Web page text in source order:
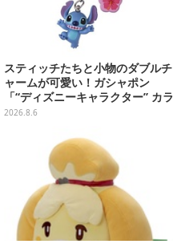
スティッチたちと小物のダブルチ
ャームが可愛い！ガシャポン
「“ディズニーキャラクター” カラ
フルマルチチャーム」が発売
2026.8.6